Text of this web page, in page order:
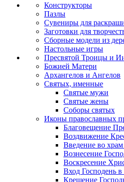
Конструкторы
Пазлы
Сувениры для
Заготовки для
Сборные модели из
Настольные игры
Пресвятой Троицы и
Божией Матери
Архангелов и Ангелов
Святых, именные
Святые мужи
Святые жены
Соборы святых
Иконы православных
Благовещение
Воздвижение
Введение во
Вознесение
Воскресение
Вход Господень
Крещение